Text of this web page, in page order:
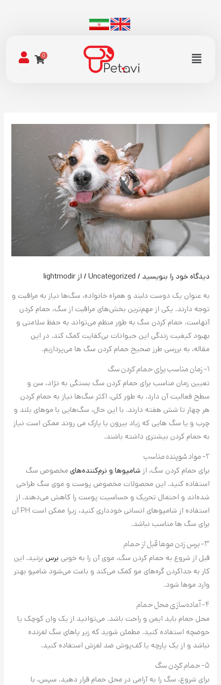
فهرست 0
دیدگاه‌ خود را بنویسید /
Uncategorized/ از lightmodir
به عنوان یک دوست دلبند و همراه خانواده، سگ‌ها نیاز به مراقبت و
توجه دارند. یکی از مهم‌ترین بخش‌های مراقبت از سگ، حمام کردن
آنهاست. حمام کردن سگ به طور منظم می‌تواند به حفظ سلامتی و
بهبود کیفیت زندگی این حیوانات بی‌کفایت کمک کند. در این
مقاله، به بررسی طرز صحیح حمام کردن سگ ها می‌پردازیم.
۱- زمان مناسب برای حمام کردن سگ
تعیین زمان مناسب برای حمام کردن سگ بستگی به نژاد، سن و
سطح فعالیت آن دارد. به طور کلی، اکثر سگ‌ها نیاز به حمام کردن
هر چهار تا شش هفته دارند. با این حال، سگ‌هایی با موهای بلند و
چرب و یا سگ هایی که زیاد بیرون یا پارک می روند ممکن است نیاز
به حمام کردن بیشتری داشته باشند.
۲- مواد شوینده مناسب
برای حمام کردن سگ، از شامپوها و نرم‌کننده‌های مخصوص سگ
استفاده کنید. این محصولات مخصوص پوست و موی سگ طراحی
شده‌اند و احتمال تحریک و حساسیت پوست را کاهش می‌دهند. از
استفاده از شامپوهای انسانی خودداری کنید، زیرا ممکن است PH آن
برای سگ ها مناسب نباشد.
۳- برس زدن موها قبل از حمام
قبل از شروع به حمام کردن سگ، موی آن را به خوبی برس بزنید. این
کار به جداکردن گره‌های مو کمک می‌کند و باعث می‌شود شامپو بهتر
وارد موها شود.
۴- آماده‌سازی محل حمام
محل حمام باید ایمن و راحت باشد. می‌توانید از یک وان کوچک یا
حوضچه استفاده کنید. مطمئن شوید که زیر پاهای سگ لغزنده
نباشد و از یک پارچه یا کف‌پوش ضد لغزش استفاده کنید.
۵- حمام کردن سگ
برای شروع، سگ را به آرامی در محل حمام قرار دهید. سپس، با